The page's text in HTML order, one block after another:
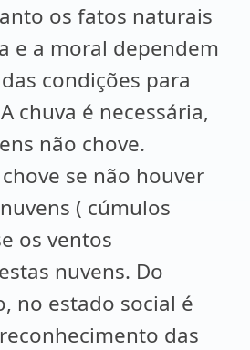
os fatos naturais
e a moral dependem
condições para
chuva é necessária,
não chove.
se não houver
( cúmulos
os ventos
nuvens. Do
no estado social é
das